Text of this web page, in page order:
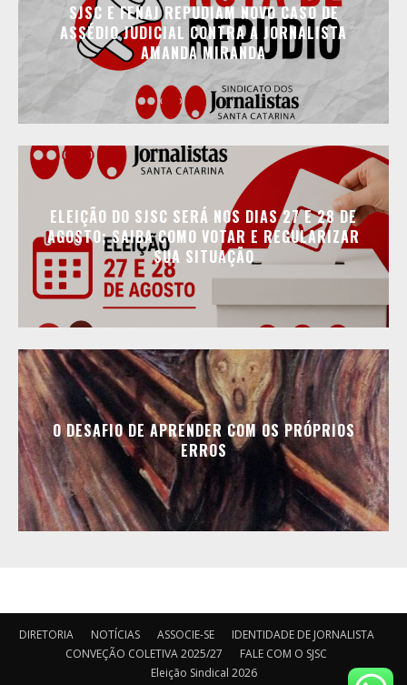
SJSC E FENAJ REPUDIAM NOVO CASO DE
ASSÉDIO JUDICIAL CONTRA A JORNALISTA
AMANDA MIRANDA
ELEIÇÃO DO SJSC SERÁ NOS DIAS 27 E 28 DE
AGOSTO; SAIBA COMO VOTAR E REGULARIZAR
SUA SITUAÇÃO
O DESAFIO DE APRENDER COM OS PRÓPRIOS
ERROS
DIRETORIA NOTÍCIAS ASSOCIE-SE
IDENTIDADE DE JORNALISTA
CONVEÇÃO COLETIVA 2025/27
FALE COM O SJSC
Eleição Sindical 2026